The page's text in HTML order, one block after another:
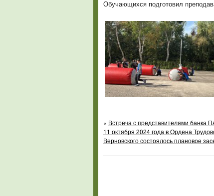
Обучающихся подготовил
« Встреча с представителями банка
11 октября 2024 года в Ордена
Верновского состоялось плановое